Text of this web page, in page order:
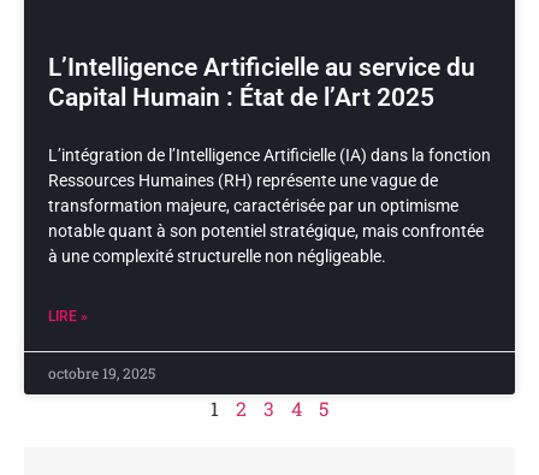
L’Intelligence Artificielle au service du
Capital Humain : État de l’Art 2025
L’intégration de l’Intelligence Artificielle (IA) dans la fonction
Ressources Humaines (RH) représente une vague de
transformation majeure, caractérisée par un optimisme
notable quant à son potentiel stratégique, mais confrontée
à une complexité structurelle non négligeable.
LIRE »
octobre 19, 2025
1 2 3 4 5